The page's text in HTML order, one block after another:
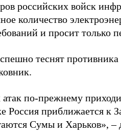
российских войск
количество
и просит только
теснят
по-прежнему
приближается к
Сумы и Харьков», –